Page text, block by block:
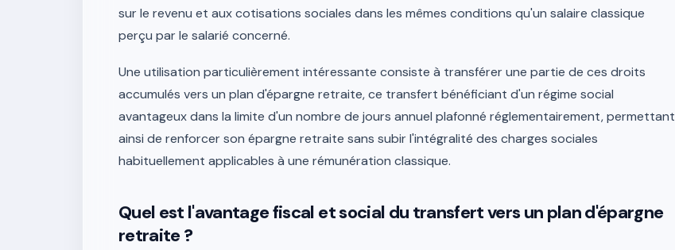
sur le revenu et aux cotisations sociales dans les mêmes conditions qu'un salaire classique
perçu par le salarié concerné.
Une utilisation particulièrement intéressante consiste à transférer une partie de ces droits
accumulés vers un plan d'épargne retraite, ce transfert bénéficiant d'un régime social
avantageux dans la limite d'un nombre de jours annuel plafonné réglementairement, permettant
ainsi de renforcer son épargne retraite sans subir l'intégralité des charges sociales
habituellement applicables à une rémunération classique.
Quel est l'avantage fiscal et social du transfert vers un plan d'épargne
retraite ?